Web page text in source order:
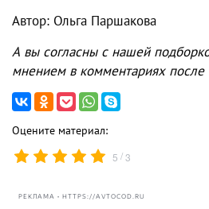
Автор: Ольга Паршакова
А вы согласны с нашей
мнением в комментариях после
Оцените материал:
5 /3
РЕКЛАМА • HTTPS://AVTOCOD.RU